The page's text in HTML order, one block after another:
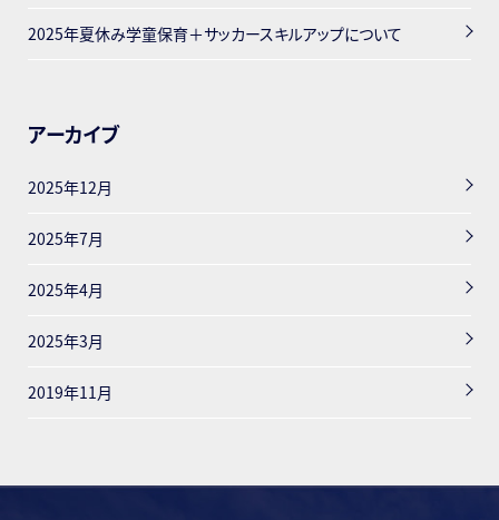
2025年夏休み学童保育＋サッカースキルアップについて
アーカイブ
2025年12月
2025年7月
2025年4月
2025年3月
2019年11月